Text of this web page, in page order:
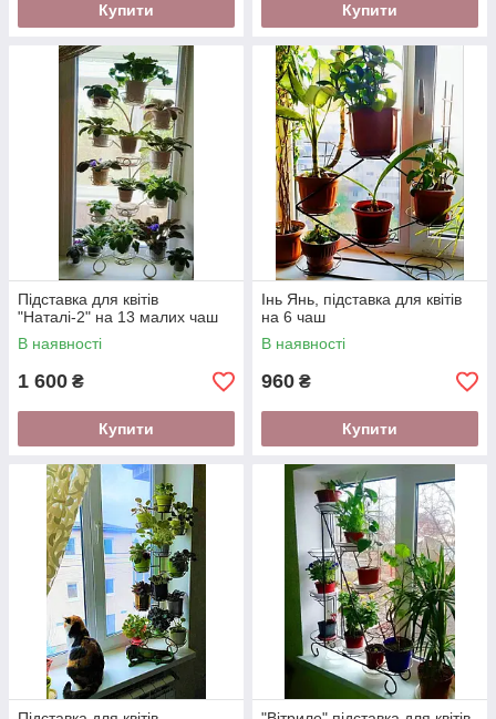
Купити Купити
Підставка для квітів
"Наталі-2" на 13 малих чаш
В наявності
1 600 ₴
Купити
Інь Янь, підставка для квітів
на 6 чаш
В наявності
960 ₴
Купити